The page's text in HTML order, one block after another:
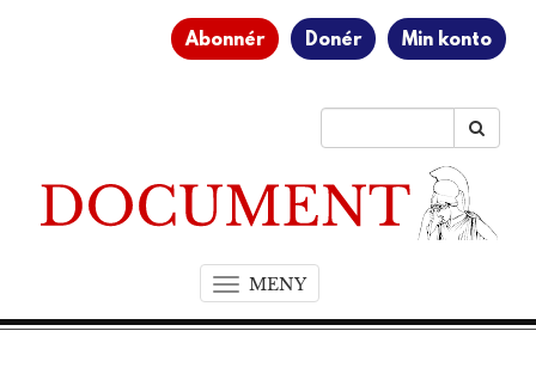
Abonnér Donér Min konto
MENYT
o